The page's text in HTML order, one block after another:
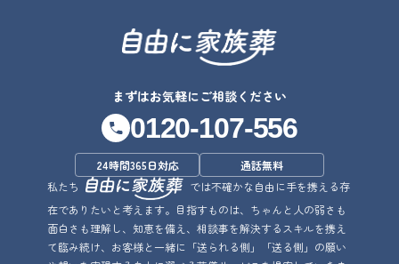
まずはお気軽にご相談ください
0120-107-556
24時間365日対応
通話無料
私たち
では不確かな自由に手を携える存
在でありたいと考えます。目指すものは、ちゃんと人の弱さも
面白さも理解し、知恵を備え、相談事を解決するスキルを携え
て臨み続け、お客様と一緒に「送られる側」「送る側」の願い